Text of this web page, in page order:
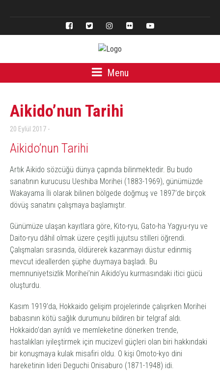
Menu
Aikido’nun Tarihi
20 Eylül 2017
Aikido’nun Tarihi
Artık Aikido sözcüğü dünya çapında bilinmektedir. Bu budo
sanatının kurucusu Ueshiba Morihei (1883-1969), günümüzde
Wakayama İli olarak bilinen bölgede doğmuş ve 1897’de birçok
dövüş sanatını çalışmaya başlamıştır.
Günümüze ulaşan kayıtlara göre, Kito-ryu, Gato-ha Yagyu-ryu ve
Daito-ryu dâhil olmak üzere çeşitli jujutsu stilleri öğrendi.
Çalışmaları sırasında, öldürerek kazanmayı düstur edinmiş
mevcut ideallerden şüphe duymaya başladı. Bu
memnuniyetsizlik Morihei’nin Aikido’yu kurmasındaki itici gücü
oluşturdu.
Kasım 1919’da, Hokkaido gelişim projelerinde çalışırken Morihei
babasının kötü sağlık durumunu bildiren bir telgraf aldı.
Hokkaido’dan ayrıldı ve memleketine dönerken trende,
hastalıkları iyileştirmek için mucizevî güçleri olan biri hakkındaki
bir konuşmaya kulak misafiri oldu. O kişi Omoto-kyo dini
hareketinin lideri Deguchi Onisaburo (1871-1948) idi.